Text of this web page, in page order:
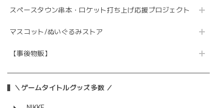
スペースタウン串本・ロケット打ち上げ応援プロジェクト
マスコット/ぬいぐるみストア
【事後物販】
＼ゲームタイトルグッズ多数 ／